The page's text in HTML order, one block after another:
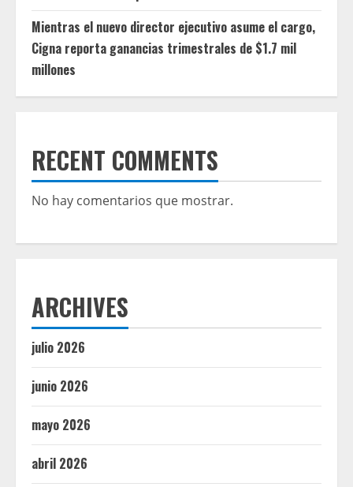
Mientras el nuevo director ejecutivo asume el cargo,
Cigna reporta ganancias trimestrales de $1.7 mil
millones
RECENT COMMENTS
No hay comentarios que mostrar.
ARCHIVES
julio 2026
junio 2026
mayo 2026
abril 2026